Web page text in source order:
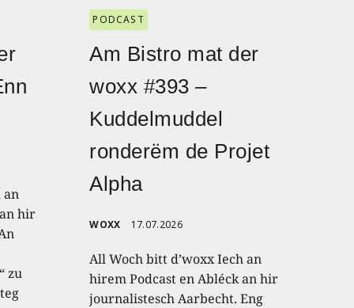
an
hir
zu
PODCAST
Am Bistro mat der
woxx #393 –
Kuddelmuddel
ronderëm de Projet
Alpha
WOXX 17.07.2026
All Woch bitt d’woxx Iech an
hirem Podcast en Abléck an hir
journalistesch Aarbecht. Eng